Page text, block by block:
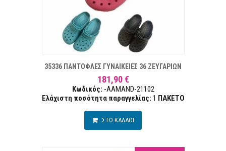
35336 ΠΑΝΤΟΦΛΕΣ ΓΥΝΑΙΚΕΙΕΣ 36 ΖΕΥΓΑΡΙΩΝ
181,90 €
Κωδικός: -AAMAND-21102
Ελάχιστη ποσότητα παραγγελίας: 1 ΠΑΚΕΤΟ
ΣΤΟ ΚΑΛΑΘΙ